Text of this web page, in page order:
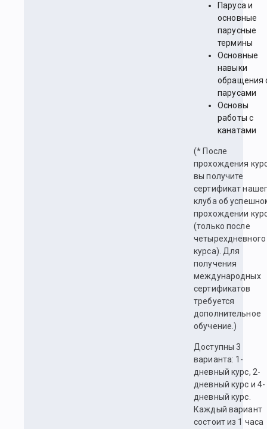
Паруса и
основные
парусные
термины
Основные
навыки
обращения
парусами
Основы
работы с
канатами
(* После
прохождения
вы получите
сертификат
клуба об
прохождении
(только после
четырехдневного
курса). Для
получения
международных
сертификатов
требуется
дополнительное
обучение.)
Доступны 3
варианта: 1-
дневный курс, 2-
дневный курс и 4-
дневный курс.
Каждый вариант
состоит из 1 часа